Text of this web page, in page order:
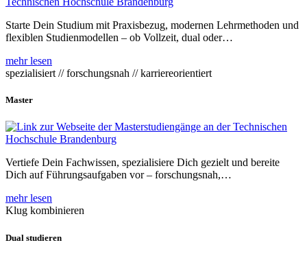
Starte Dein Studium mit Praxisbezug, modernen Lehrmethoden und
flexiblen Studienmodellen – ob Vollzeit, dual oder…
mehr lesen
spezialisiert // forschungsnah // karriereorientiert
Master
Vertiefe Dein Fachwissen, spezialisiere Dich gezielt und bereite
Dich auf Führungsaufgaben vor – forschungsnah,…
mehr lesen
Klug kombinieren
Dual studieren